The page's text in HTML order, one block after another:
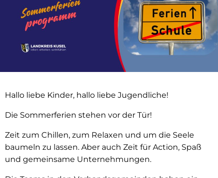
Hallo liebe Kinder, hallo liebe Jugendliche!
Die Sommerferien stehen vor der Tür!
Zeit zum Chillen, zum Relaxen und um die Seele
baumeln zu lassen. Aber auch Zeit für Action, Spaß
und gemeinsame Unternehmungen.